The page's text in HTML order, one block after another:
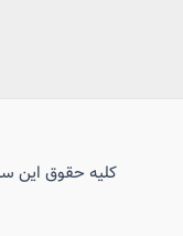
کلیه حقوق این